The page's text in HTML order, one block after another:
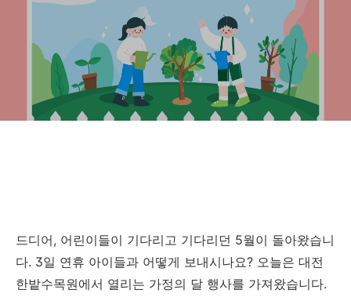
드디어, 어린이들이 기다리고 기다리던 5월이 돌아왔습니
다. 3일 연휴 아이들과 어떻게 보내시나요? 오늘은 대전
한밭수목원에서 열리는 가정의 달 행사를 가져왔습니다.